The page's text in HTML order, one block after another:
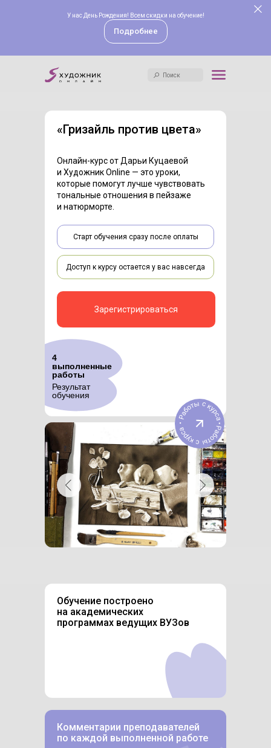
У нас День Рождения! Всем скидки на обучение!
Подробнее
Поиск
Поиск
Иллюстрация
Масло
Рисунок
Digital
Для детей
Для начинающих
Теория
«Гризайль против цвета»
Онлайн-курс от Дарьи Куцаевой
и Художник Online — это уроки,
которые помогут лучше чувствовать
тональные отношения в пейзаже
и натюрморте.
Зарегистрироваться
Результат
обучения
Доступ к курсу остается у вас навсегда
Старт обучения сразу после оплаты
4
выполненные
работы
Комментарии преподавателей
по каждой выполненной работе
Обучение построено
на академических
программах ведущих ВУЗов